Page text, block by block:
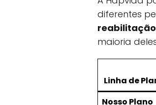
diferentes
reabilitação
maioria
Linha de
Nosso Plano